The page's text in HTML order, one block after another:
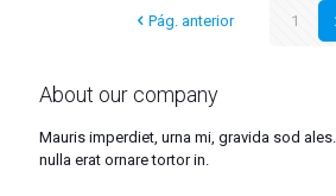
Pág. anterior 1
About our company
Mauris imperdiet, urna mi, gravida sod ales.
nulla erat ornare tortor in.